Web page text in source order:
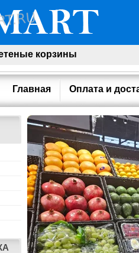
корзины
Главная Оплата и